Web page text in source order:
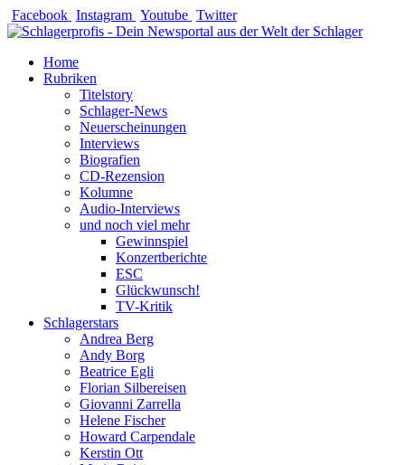
Zum
Inhalt
Facebook Instagram Youtube Twitter
Home
Rubriken
Titelstory
Schlager-News
Neuerscheinungen
Interviews
Biografien
CD-Rezension
Kolumne
Audio-Interviews
und noch viel mehr
Gewinnspiel
Konzertberichte
ESC
Glückwunsch!
TV-Kritik
Schlagerstars
Andrea Berg
Andy Borg
Beatrice Egli
Florian Silbereisen
Giovanni Zarrella
Helene Fischer
Howard Carpendale
Kerstin Ott